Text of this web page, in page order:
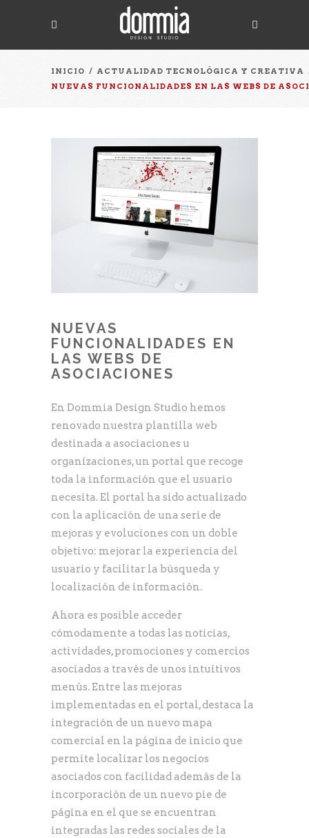
INICIO / ACTUALIDAD TECNOLÓGICA Y CREATIVA
NUEVAS FUNCIONALIDADES EN LAS WEBS DE
NUEVAS
FUNCIONALIDADES EN
LAS WEBS DE
ASOCIACIONES
En Dommia Design Studio hemos
renovado nuestra plantilla web
destinada a asociaciones u
organizaciones, un portal que recoge
toda la información que el usuario
necesita. El portal ha sido actualizado
con la aplicación de una serie de
mejoras y evoluciones con un doble
objetivo: mejorar la experiencia del
usuario y facilitar la búsqueda y
localización de información.
Ahora es posible acceder
cómodamente a todas las noticias,
actividades, promociones y comercios
asociados a través de unos intuitivos
menús. Entre las mejoras
implementadas en el portal, destaca la
integración de un nuevo mapa
comercial en la página de inicio que
permite localizar los negocios
asociados con facilidad además de la
incorporación de un nuevo pie de
página en el que se encuentran
integradas las redes sociales de la